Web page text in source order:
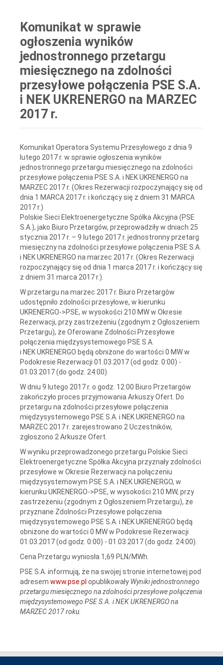
Komunikat w sprawie
ogłoszenia wyników
jednostronnego przetargu
miesięcznego na zdolności
przesyłowe połączenia PSE S.A.
i NEK UKRENERGO na MARZEC
2017 r.
Komunikat Operatora Systemu Przesyłowego z dnia 9
lutego 2017 r. w sprawie ogłoszenia wyników
jednostronnego przetargu miesięcznego na zdolności
przesyłowe połączenia PSE S.A. i NEK UKRENERGO na
MARZEC 2017 r. (Okres Rezerwacji rozpoczynający się od
dnia 1 MARCA 2017 r. i kończący się z dniem 31 MARCA
2017 r.)
Polskie Sieci Elektroenergetyczne Spółka Akcyjna (PSE
S.A.), jako Biuro Przetargów, przeprowadziły w dniach 25
stycznia 2017 r. – 9 lutego 2017 r. jednostronny przetarg
miesięczny na zdolności przesyłowe połączenia PSE S.A.
i NEK UKRENERGO na marzec 2017 r. (Okres Rezerwacji
rozpoczynający się od dnia 1 marca 2017 r. i kończący się
z dniem 31 marca 2017 r.).
W przetargu na marzec 2017 r. Biuro Przetargów
udostępniło zdolności przesyłowe, w kierunku
UKRENERGO->PSE, w wysokości 210 MW w Okresie
Rezerwacji, przy zastrzeżeniu (zgodnym z Ogłoszeniem
Przetargu), że Oferowane Zdolności Przesyłowe
połączenia międzysystemowego PSE S.A.
i NEK UKRENERGO będą obniżone do wartości 0 MW w
Podokresie Rezerwacji 01.03.2017 (od godz. 0:00) -
01.03.2017 (do godz. 24:00).
W dniu 9 lutego 2017 r. o godz. 12:00 Biuro Przetargów
zakończyło proces przyjmowania Arkuszy Ofert. Do
przetargu na zdolności przesyłowe połączenia
międzysystemowego PSE S.A. i NEK UKRENERGO na
MARZEC 2017 r. zarejestrowano 2 Uczestników,
zgłoszono 2 Arkusze Ofert.
W wyniku przeprowadzonego przetargu Polskie Sieci
Elektroenergetyczne Spółka Akcyjna przyznały zdolności
przesyłowe w Okresie Rezerwacji na połączeniu
międzysystemowym PSE S.A. i NEK UKRENERGO, w
kierunku UKRENERGO->PSE, w wysokości 210 MW, przy
zastrzeżeniu (zgodnym z Ogłoszeniem Przetargu), że
przyznane Zdolności Przesyłowe połączenia
międzysystemowego PSE S.A. i NEK UKRENERGO będą
obniżone do wartości 0 MW w Podokresie Rezerwacji
01.03.2017 (od godz. 0:00) - 01.03.2017 (do godz. 24:00).
Cena Przetargu wyniosła 1,69 PLN/MWh.
PSE S.A. informują, że na swojej stronie internetowej pod
adresem www.pse.pl opublikowały Wyniki jednostronnego
przetargu miesięcznego na zdolności przesyłowe połączenia
międzysystemowego PSE S.A. i NEK UKRENERGO na
MARZEC 2017 roku